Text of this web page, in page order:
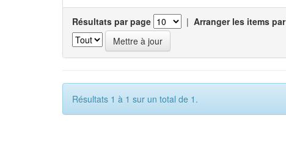
Résultats par page | Arranger les items par
Résultats 1 à 1 sur un total de 1.